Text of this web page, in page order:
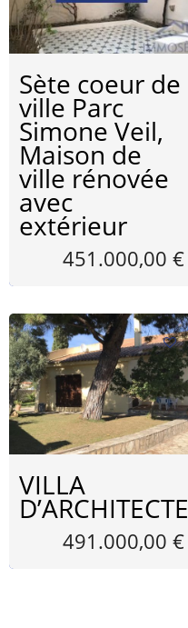
Sète coeur de
ville Parc
Simone Veil,
Maison de
ville rénovée
avec
extérieur
451.000,00 €
VILLA
D’ARCHITECTE
491.000,00 €